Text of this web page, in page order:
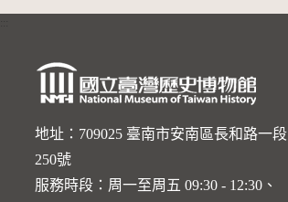
地址：709025 臺南市安南區長和路一段
250號
服務時段：周一至周五 09:30 - 12:30、